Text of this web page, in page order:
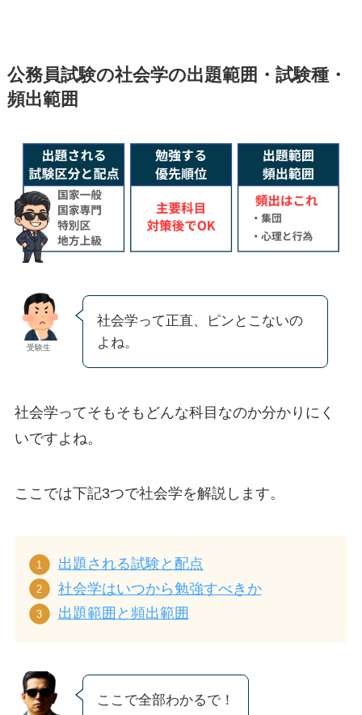
公務員試験の社会学の出題範囲・試験種・
頻出範囲
受験生
社会学って正直、ピンとこないの
よね。
社会学ってそもそもどんな科目なのか分かりにく
いですよね。
ここでは下記3つで社会学を解説します。
出題される試験と配点
社会学はいつから勉強すべきか
出題範囲と頻出範囲
ここで全部わかるで！